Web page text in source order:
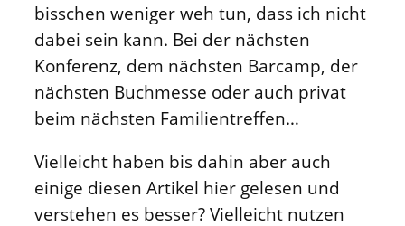
bisschen weniger weh tun, dass ich nicht
dabei sein kann. Bei der nächsten
Konferenz, dem nächsten Barcamp, der
nächsten Buchmesse oder auch privat
beim nächsten Familientreffen…
Vielleicht haben bis dahin aber auch
einige diesen Artikel hier gelesen und
verstehen es besser? Vielleicht nutzen